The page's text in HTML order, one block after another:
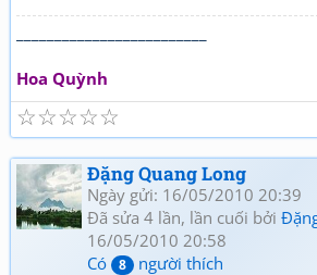
Hoa Quỳnh
☆
☆
☆
☆
☆
Đặng Quang Long
Ngày gửi: 16/05/2010 20:39
Đã sửa 4 lần, lần cuối bởi
16/05/2010 20:58
Có
8 người thích